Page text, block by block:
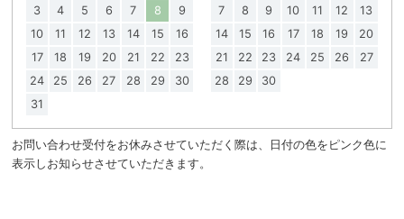
3
4 5 6 7 8
9
10
11 12 13 14 15
16
17
18 19 20 21 22
23
24
25 26 27 28 29
30
31
7
8 9 10 11 12
13
14
15 16 17 18 19
20
21
22 23 24 25 26
27
28
29 30
お問い合わせ受付をお休みさせていただく際は、日付の色をピンク色に
表示しお知らせさせていただきます。